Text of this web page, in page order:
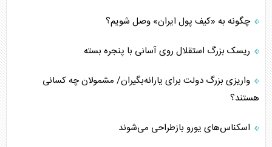
چگونه به «کیف پول ایران» وصل شویم؟
ریسک بزرگ استقلال روی آسانی با پنجره بسته
واریزی بزرگ دولت برای یارانه‌بگیران/ مشمولان چه کسانی
هستند؟
اسکناس‌های یورو بازطراحی می‌شوند